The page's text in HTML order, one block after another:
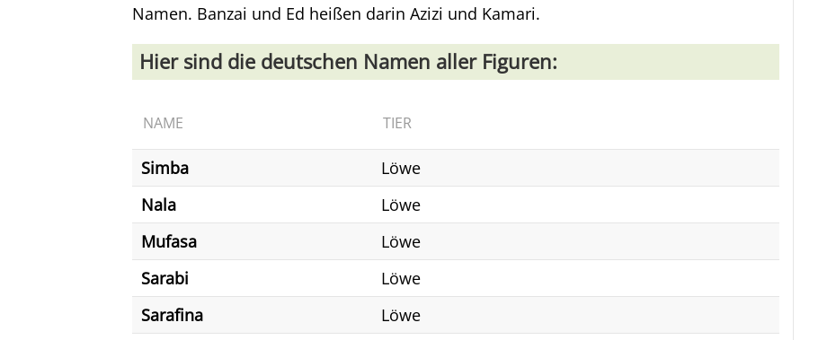
Namen. Banzai und Ed heißen darin Azizi und Kamari.
Hier sind die deutschen Namen aller Figuren:
NAME TIER
Simba
Löwe
Nala
Löwe
Mufasa
Löwe
Sarabi
Löwe
Sarafina
Löwe